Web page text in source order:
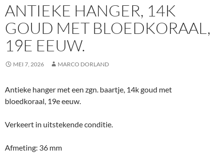
ANTIEKE HANGER, 14K
GOUD MET BLOEDKORAAL,
19E EEUW.
MEI 7, 2026 MARCO DORLAND
Antieke hanger met een zgn. baartje, 14k goud met
bloedkoraal, 19e eeuw.
Verkeert in uitstekende conditie.
Afmeting: 36 mm